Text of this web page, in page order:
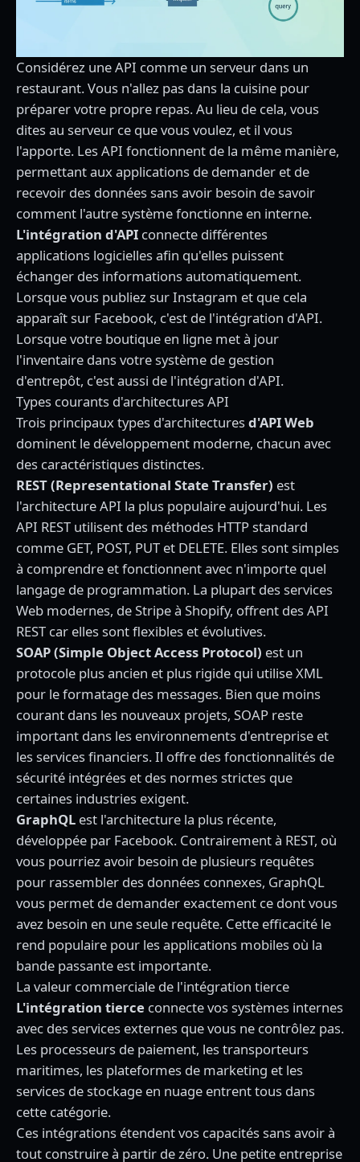
Considérez une API comme un serveur dans un
restaurant. Vous n'allez pas dans la cuisine pour
préparer votre propre repas. Au lieu de cela, vous
dites au serveur ce que vous voulez, et il vous
l'apporte. Les API fonctionnent de la même manière,
permettant aux applications de demander et de
recevoir des données sans avoir besoin de savoir
comment l'autre système fonctionne en interne.
L'intégration d'API connecte différentes
applications logicielles afin qu'elles puissent
échanger des informations automatiquement.
Lorsque vous publiez sur Instagram et que cela
apparaît sur Facebook, c'est de l'intégration d'API.
Lorsque votre boutique en ligne met à jour
l'inventaire dans votre système de gestion
d'entrepôt, c'est aussi de l'intégration d'API.
Types courants d'architectures API
Trois principaux types d'architecturesd'API Web
dominent le développement moderne, chacun avec
des caractéristiques distinctes.
REST (Representational State Transfer) est
l'architecture API la plus populaire aujourd'hui. Les
API REST utilisent des méthodes HTTP standard
comme GET, POST, PUT et DELETE. Elles sont simples
à comprendre et fonctionnent avec n'importe quel
langage de programmation. La plupart des services
Web modernes, de Stripe à Shopify, offrent des API
REST car elles sont flexibles et évolutives.
SOAP (Simple Object Access Protocol) est un
protocole plus ancien et plus rigide qui utilise XML
pour le formatage des messages. Bien que moins
courant dans les nouveaux projets, SOAP reste
important dans les environnements d'entreprise et
les services financiers. Il offre des fonctionnalités de
sécurité intégrées et des normes strictes que
certaines industries exigent.
GraphQL est l'architecture la plus récente,
développée par Facebook. Contrairement à REST, où
vous pourriez avoir besoin de plusieurs requêtes
pour rassembler des données connexes, GraphQL
vous permet de demander exactement ce dont vous
avez besoin en une seule requête. Cette efficacité le
rend populaire pour les applications mobiles où la
bande passante est importante.
La valeur commerciale de l'intégration tierce
L'intégration tierce connecte vos systèmes internes
avec des services externes que vous ne contrôlez pas.
Les processeurs de paiement, les transporteurs
maritimes, les plateformes de marketing et les
services de stockage en nuage entrent tous dans
cette catégorie.
Ces intégrations étendent vos capacités sans avoir à
tout construire à partir de zéro. Une petite entreprise